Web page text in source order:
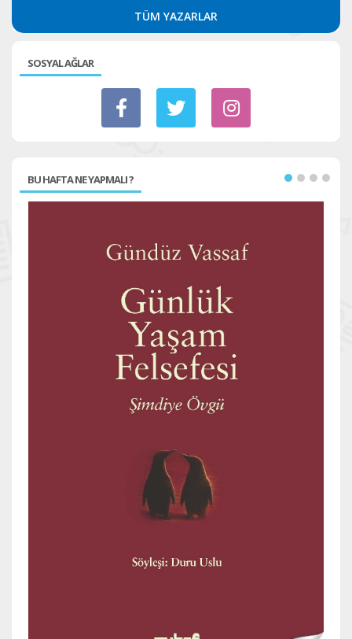
TÜM YAZARLAR
SOSYAL AĞLAR
BU HAFTA NE YAPMALI ?